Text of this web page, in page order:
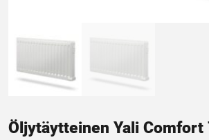
Öljytäytteinen Yali Comfort